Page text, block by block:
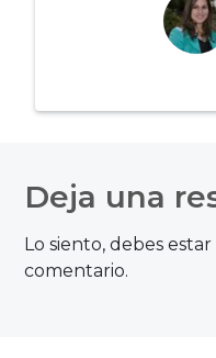
de
entradas
Deja una
Lo siento, debes estar
comentario.